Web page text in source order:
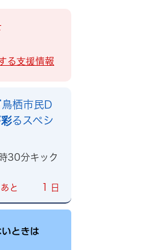
る支援情報
栖市民D
るスペシ
30分キック
あと 1 日
ときは